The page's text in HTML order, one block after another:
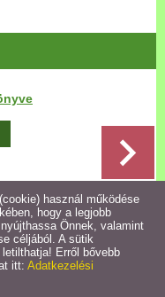
használ működése
hogy a legjobb
Önnek, valamint
céljából. A sütik
Erről bővebb
itt: Adatkezelési